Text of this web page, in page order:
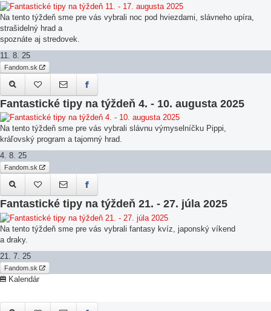
Na tento týždeň sme pre vás vybrali noc pod hviezdami, slávneho upíra,
strašidelný hrad a
spoznáte aj stredovek.
11. 8. 25
Fandom.sk
Fantastické tipy na týždeň 4. - 10. augusta 2025
Na tento týždeň sme pre vás vybrali slávnu výmyselníčku Pippi,
kráľovský program a tajomný hrad.
4. 8. 25
Fandom.sk
Fantastické tipy na týždeň 21. - 27. júla 2025
Na tento týždeň sme pre vás vybrali fantasy kvíz, japonský víkend
a draky.
21. 7. 25
Fandom.sk
Kalendár